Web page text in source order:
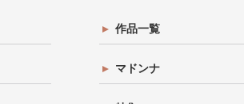
作品一覧
マドンナ